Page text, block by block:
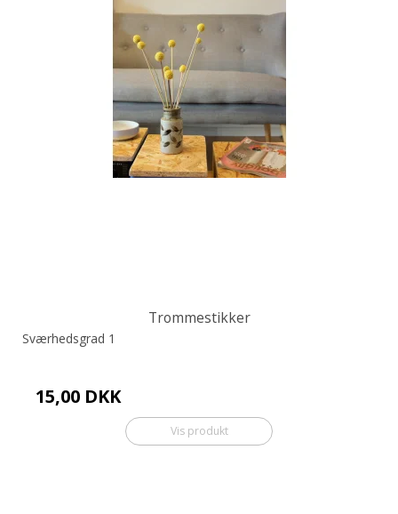
Trommestikker
Sværhedsgrad 1
15,00 DKK
Vis produkt